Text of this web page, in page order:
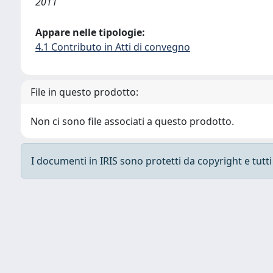
Appare nelle tipologie:
4.1 Contributo in Atti di convegno
File in questo prodotto:
Non ci sono file associati a questo prodotto.
I documenti in IRIS sono protetti da copyright e